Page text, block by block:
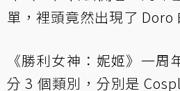
單，裡頭竟然出現了 Doro
《勝利女神：妮姬》一周
分 3 個類別，分別是